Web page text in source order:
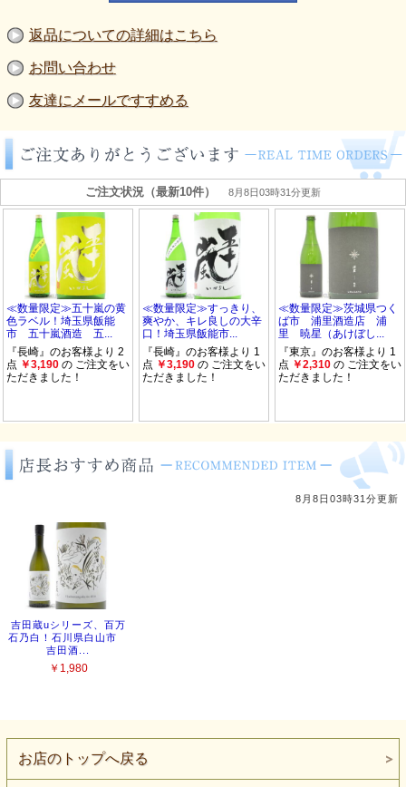
返品についての詳細はこちら
お問い合わせ
友達にメールですすめる
お店のトップへ戻る